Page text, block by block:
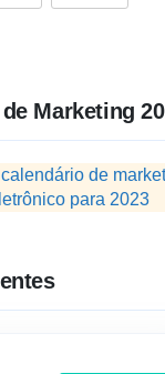
Marketing
de
para 2023